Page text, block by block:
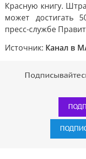
Красную книгу.
может достигать
пресс-службе
Источник: Канал в